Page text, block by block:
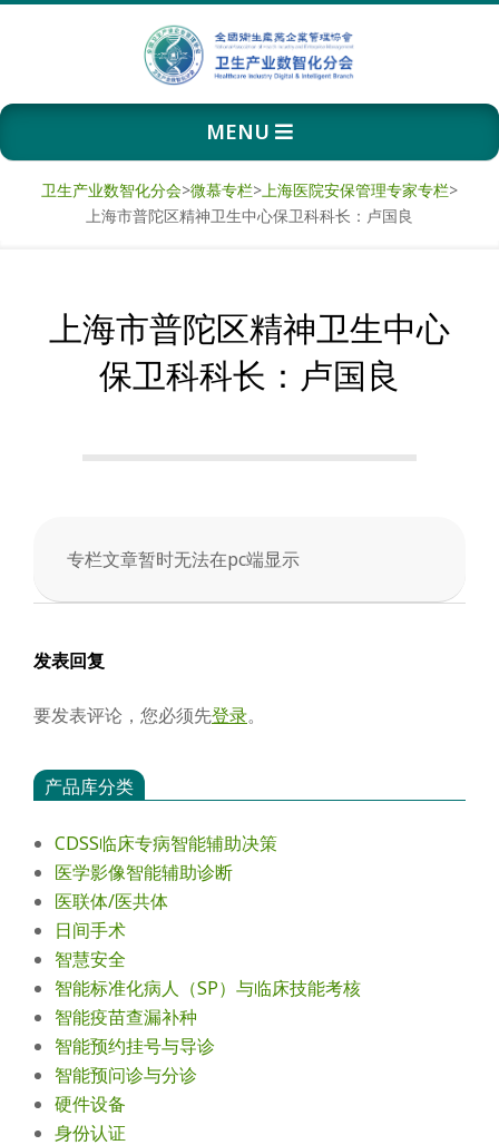
卫
生
产
数
会
Primary
Navigation
MENU
卫生产业数智化分会>微慕专栏>上海医院安保管理专家专栏>
上海市普陀区精神卫生中心保卫科科长：卢国良
上海市普陀区精神卫生中心
保卫科科长：卢国良
专栏文章暂时无法在pc端显示
2025-
13
发表回复
要发表评论，您必须先登录。
产品库分类
CDSS临床专病智能辅助决策
医学影像智能辅助诊断
医联体/医共体
日间手术
智慧安全
智能标准化病人（SP）与临床技能考核
智能疫苗查漏补种
智能预约挂号与导诊
智能预问诊与分诊
硬件设备
身份认证